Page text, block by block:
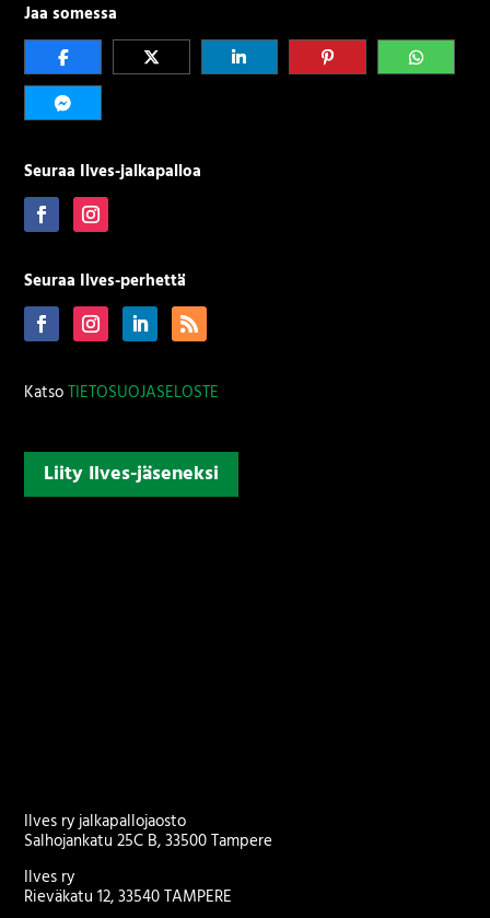
Jaa somessa
Seuraa Ilves-jalkapalloa
Seuraa Ilves-perhettä
KatsoTIETOSUOJASELOSTE
Liity Ilves-jäseneksi
Ilves ry jalkapallojaosto
Salhojankatu 25C B, 33500 Tampere
Ilves ry
Rieväkatu 12, 33540 TAMPERE